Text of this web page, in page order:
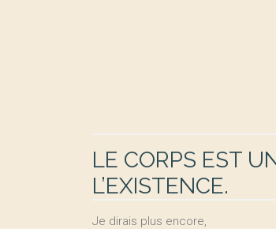
LE CORPS EST
L’EXISTENCE.
Je dirais plus encore,